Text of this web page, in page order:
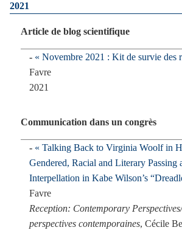
2021
Article de blog scientifique
« Novembre 2021 : Kit de survie des
Favre
2021
Communication dans un congrès
« Talking Back to Virginia Woolf in
Gendered, Racial and Literary Passing
Interpellation in Kabe Wilson’s
Favre
Reception: Contemporary
perspectives contemporaines, Cécile